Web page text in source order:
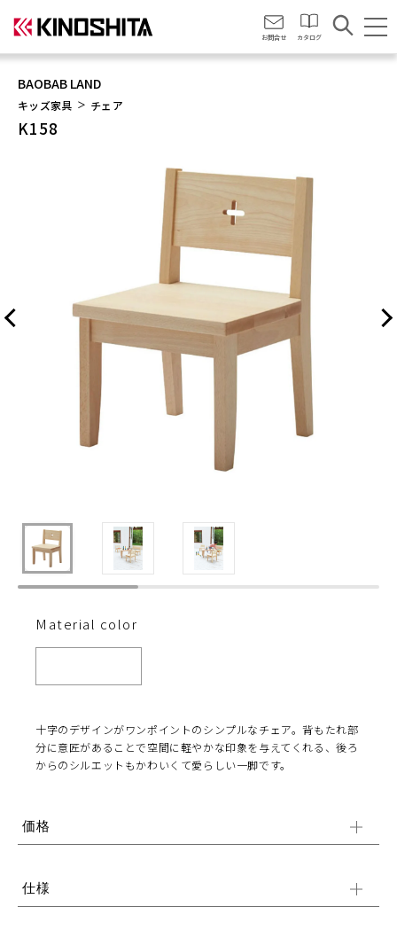
お問合せ カタログ
BAOBAB LAND
キッズ家具 チェア
K158
Material color
十字のデザインがワンポイントのシンプルなチェア。背もたれ部
分に意匠があることで空間に軽やかな印象を与えてくれる、後ろ
からのシルエットもかわいくて愛らしい一脚です。
価格
仕様